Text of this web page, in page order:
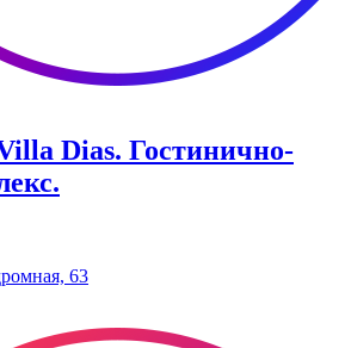
Dias. Гостинично-
63